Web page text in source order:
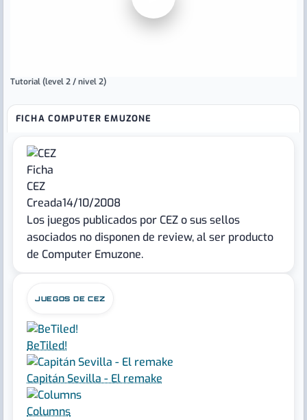
Tutorial (level 2 / nivel 2)
FICHA COMPUTER EMUZONE
Ficha
CEZ
Creada14/10/2008
Los juegos publicados por CEZ o sus sellos
asociados no disponen de review, al ser producto
de Computer Emuzone.
JUEGOS DE CEZ
BeTiled!
Capitán Sevilla - El remake
Columns